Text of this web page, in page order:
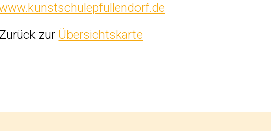
zur Übersichtskarte